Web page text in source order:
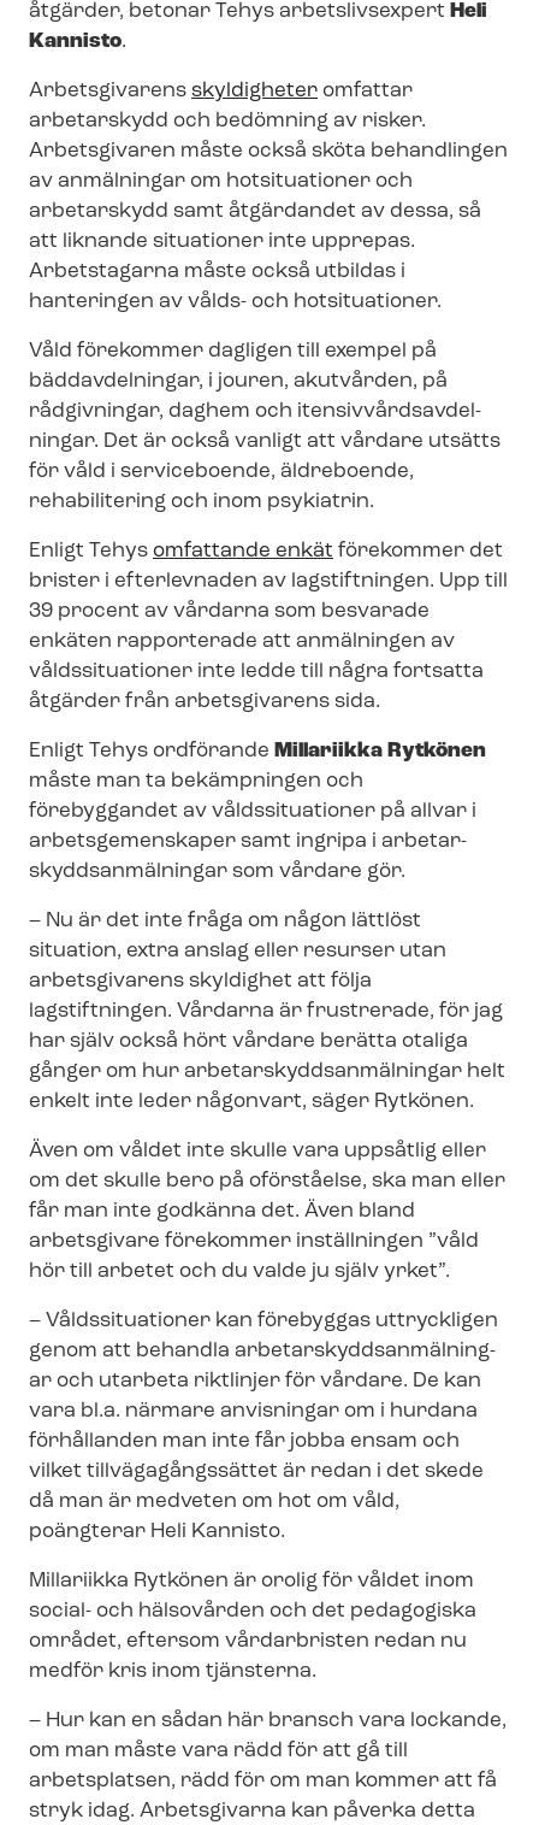
åtgärder, betonar Tehys arbetslivsexpert Heli
Kannisto.
Arbetsgivarens skyldigheter omfattar
arbetarskydd och bedömning av risker.
Arbetsgivaren måste också sköta behandlingen
av anmälningar om hotsituationer och
arbetarskydd samt åtgärdandet av dessa, så
att liknande situationer inte upprepas.
Arbetstagarna måste också utbildas i
hanteringen av vålds- och hotsituationer.
Våld förekommer dagligen till exempel på
bäddavdelningar, i jouren, akutvården, på
rådgivningar, daghem och iten­siv­vårds­av­del­
ning­ar. Det är också vanligt att vårdare utsätts
för våld i serviceboende, äldreboende,
rehabilitering och inom psykiatrin.
Enligt Tehys omfattande enkät förekommer det
brister i efterlevnaden av lagstiftningen. Upp till
39 procent av vårdarna som besvarade
enkäten rapporterade att anmälningen av
våldssituationer inte ledde till några fortsatta
åtgärder från arbetsgivarens sida.
Enligt Tehys ordförande Millariikka Rytkönen
måste man ta bekämpningen och
förebyggandet av våldssituationer på allvar i
arbetsgemenskaper samt ingripa i ar­be­tar­
skydds­an­mäl­ning­ar som vårdare gör.
– Nu är det inte fråga om någon lättlöst
situation, extra anslag eller resurser utan
arbetsgivarens skyldighet att följa
lagstiftningen. Vårdarna är frustrerade, för jag
har själv också hört vårdare berätta otaliga
gånger om hur ar­be­tar­skydds­an­mäl­ning­ar helt
enkelt inte leder någonvart, säger Rytkönen.
Även om våldet inte skulle vara uppsåtlig eller
om det skulle bero på oförståelse, ska man eller
får man inte godkänna det. Även bland
arbetsgivare förekommer inställningen ”våld
hör till arbetet och du valde ju själv yrket”.
– Våldssituationer kan förebyggas uttryckligen
genom att behandla ar­be­tar­skydds­an­mäl­ning­
ar och utarbeta riktlinjer för vårdare. De kan
vara bl.a. närmare anvisningar om i hurdana
förhållanden man inte får jobba ensam och
vilket till­vä­ga­gångs­sät­tet är redan i det skede
då man är medveten om hot om våld,
poängterar Heli Kannisto.
Millariikka Rytkönen är orolig för våldet inom
social- och hälsovården och det pedagogiska
området, eftersom vårdarbristen redan nu
medför kris inom tjänsterna.
– Hur kan en sådan här bransch vara lockande,
om man måste vara rädd för att gå till
arbetsplatsen, rädd för om man kommer att få
stryk idag. Arbetsgivarna kan påverka detta